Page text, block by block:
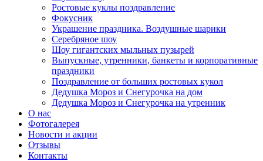
Ростовые куклы поздравление
Фокусник
Украшение праздника. Воздушные шарики
Серебряное шоу
Шоу гигантских мыльных пузырей
Выпускные, утренники, банкеты и корпоративные
праздники
Поздравление от больших ростовых кукол
Дедушка Мороз и Снегурочка на дом
Дедушка Мороз и Снегурочка на утренник
О нас
Фотогалерея
Новости и акции
Отзывы
Контакты